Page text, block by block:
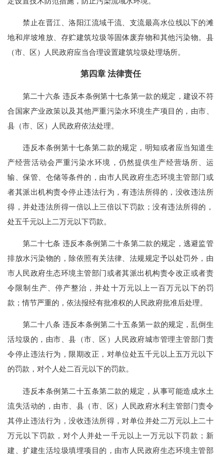
禁止在晋江、洛阳江流域干流、支流最高水位线以下的滩
地和岸坡堆放、存贮建筑垃圾等固体废弃物和其他污染物。县
（市、区）人民政府应当合理设置建筑垃圾处理场所。
第四章 法律责任
第二十六条 违反本条例第十七条第一款的规定，建设不符
合国家产业政策以及其他严重污染水环境生产项目的，由市、
县（市、区）人民政府依法处理。
违反本条例第十七条第二款的规定，明知或者应当知道生
产经营活动会严重污染水环境，仍然提供生产经营场所、运
输、保管、仓储等条件的，由市人民政府生态环境主管部门或
者其派出机构责令停止违法行为，有违法所得的，没收违法所
得，并处违法所得一倍以上三倍以下罚款；没有违法所得的，
处五千元以上二万元以下罚款。
第二十七条 违反本条例第二十条第二款的规定，逃避监管
排放水污染物的，除依照有关法律、法规规定予以处罚外，由
市人民政府生态环境主管部门或者其派出机构责令改正或者责
令限制生产、停产整治，并处十万元以上一百万元以下的罚
款；情节严重的，依法报经有批准权的人民政府批准后处理。
第二十八条 违反本条例第二十五条第一款的规定，乱倒生
活垃圾的，由市、县（市、区）人民政府城市管理主管部门责
令停止违法行为，限期改正，对单位处五千元以上五万元以下
的罚款，对个人处二百元以下的罚款。
违反本条例第二十五条第二款的规定，从事可能造成水土
流失活动的，由市、县（市、区）人民政府水利主管部门责令
其停止违法行为，没收违法所得，对单位并处二万元以上二十
万元以下罚款，对个人并处一千元以上一万元以下罚款；新
建、扩建生活垃圾填埋项目的，由市人民政府生态环境主管部